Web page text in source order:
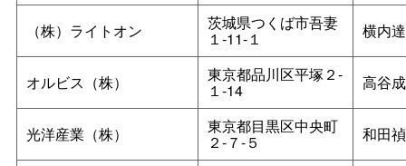
（株）ライトオン 茨城県つくば市吾妻
１‐11‐１ 横内
オルビス（株） 東京都品川区平塚２‐
１‐14 高谷
光洋産業（株） 東京都目黒区中央町
２‐７‐５ 和田